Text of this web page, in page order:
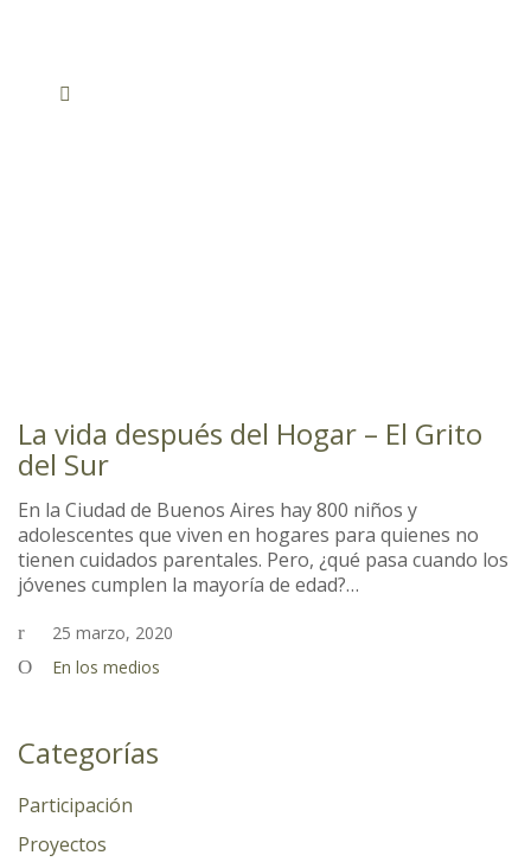
La vida después del Hogar – El Grito
del Sur
En la Ciudad de Buenos Aires hay 800 niños y
adolescentes que viven en hogares para quienes no
tienen cuidados parentales. Pero, ¿qué pasa cuando los
jóvenes cumplen la mayoría de edad?…
25 marzo, 2020
En los medios
Categorías
Participación
Proyectos